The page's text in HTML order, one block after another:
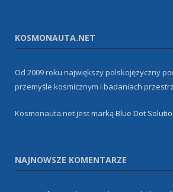
KOSMONAUTA.NET
Od 2009 roku największy polskojęzyczny
przemyśle kosmicznym i badaniach
Kosmonauta.net jest markąBlue Dot
NAJNOWSZE KOMENTARZE